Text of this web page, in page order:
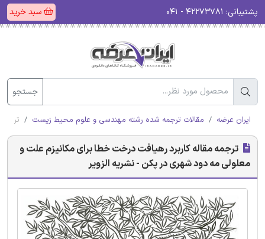
پشتیبانی: سبد خرید
جستجو
ایران عرضه مقالات ترجمه شده رشته مهندسی و علوم محیط زیست
ترجمه مقاله کاربرد رهیافت درخت خطا برای مکانیزم علت و
معلولی مه ‌دود شهری در پکن - نشریه الزویر